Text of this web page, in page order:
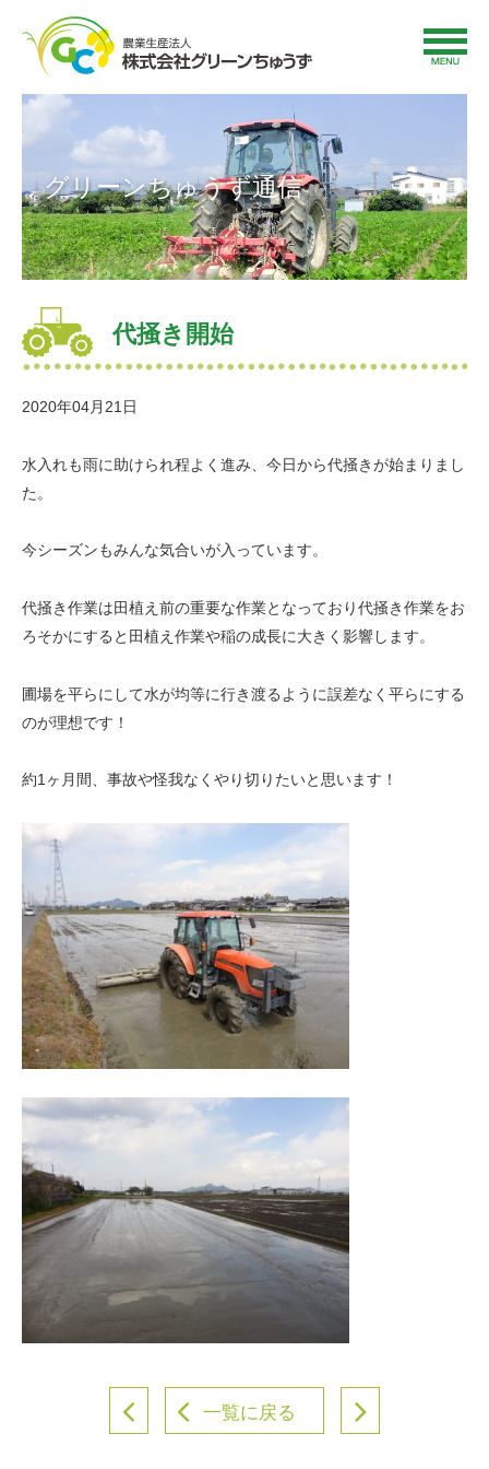
グリーンちゅうず通信
代掻き開始
2020年04月21日
水入れも雨に助けられ程よく進み、今日から代掻きが始まりまし
た。
今シーズンもみんな気合いが入っています。
代掻き作業は田植え前の重要な作業となっており代掻き作業をお
ろそかにすると田植え作業や稲の成長に大きく影響します。
圃場を平らにして水が均等に行き渡るように誤差なく平らにする
のが理想です！
約1ヶ月間、事故や怪我なくやり切りたいと思います！
一覧に戻る